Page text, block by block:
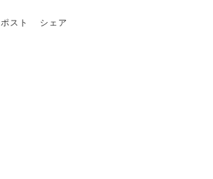
シェア
ポスト